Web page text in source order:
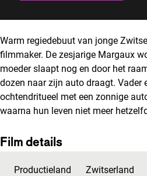
Warm regiedebuut van jonge
filmmaker. De zesjarige Margaux
moeder slaapt nog en door het
dozen naar zijn auto draagt. Vader
ochtendritueel met een zonnige
waarna hun leven niet meer
Film details
Productieland Zwitserland